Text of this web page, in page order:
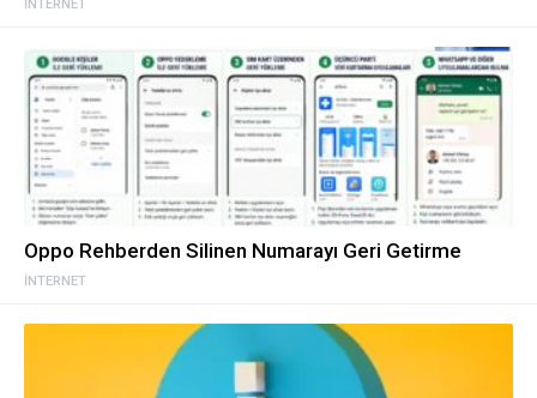
İNTERNET
İNTERNET
Oppo Rehberden Silinen Numarayı Geri Getirme